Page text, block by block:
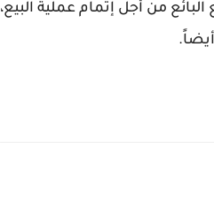
من أجل إتمام عملية البيع،